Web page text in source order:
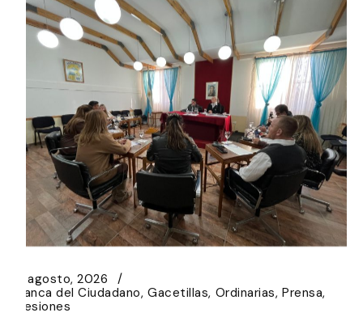
6 agosto, 2026
Banca del Ciudadano Gacetillas Ordinarias Prensa
Sesiones